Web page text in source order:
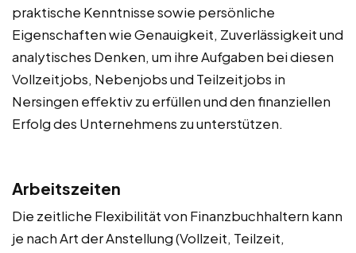
praktische Kenntnisse sowie persönliche
Eigenschaften wie Genauigkeit, Zuverlässigkeit und
analytisches Denken, um ihre Aufgaben bei diesen
Vollzeitjobs, Nebenjobs und Teilzeitjobs in
Nersingen effektiv zu erfüllen und den finanziellen
Erfolg des Unternehmens zu unterstützen.
Arbeitszeiten
Die zeitliche Flexibilität von Finanzbuchhaltern kann
je nach Art der Anstellung (Vollzeit, Teilzeit,